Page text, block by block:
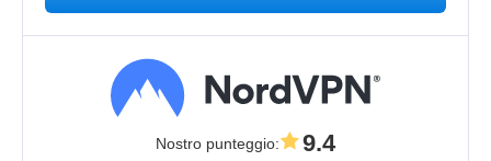
Nostro punteggio: 9.4